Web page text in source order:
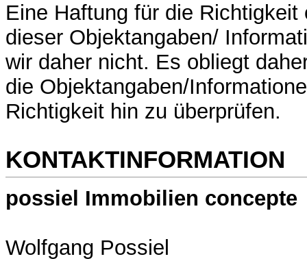
Eine Haftung für die Richtigkeit
dieser Objektangaben/
wir daher nicht. Es obliegt
die Objektangaben/
Richtigkeit hin zu überprüfen.
KONTAKTINFORMATION
possiel Immobilien concepte
Wolfgang Possiel